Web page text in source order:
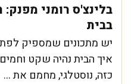
בלינצ'ס רומני
בבית
יש מתכונים שמספיק
איך הבית נהיה שקט
כזה, נוסטלגי, מחמם את ...